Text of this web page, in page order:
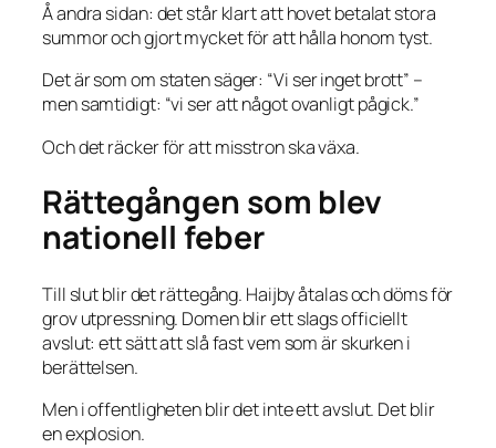
Å andra sidan: det står klart att hovet betalat stora
summor och gjort mycket för att hålla honom tyst.
Det är som om staten säger: “Vi ser inget brott” –
men samtidigt: “vi ser att något ovanligt pågick.”
Och det räcker för att misstron ska växa.
Rättegången som blev
nationell feber
Till slut blir det rättegång. Haijby åtalas och döms för
grov utpressning. Domen blir ett slags officiellt
avslut: ett sätt att slå fast vem som är skurken i
berättelsen.
Men i offentligheten blir det inte ett avslut. Det blir
en explosion.